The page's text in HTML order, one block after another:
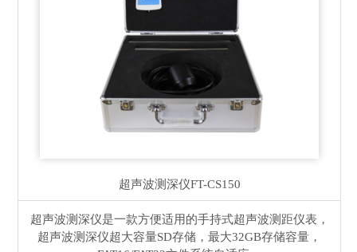
超声波测深仪FT-CS150
超声波测深仪是一款方便适用的手持式超声波测距仪表，
超声波测深仪超大容量SD存储，最大32GB存储容量，